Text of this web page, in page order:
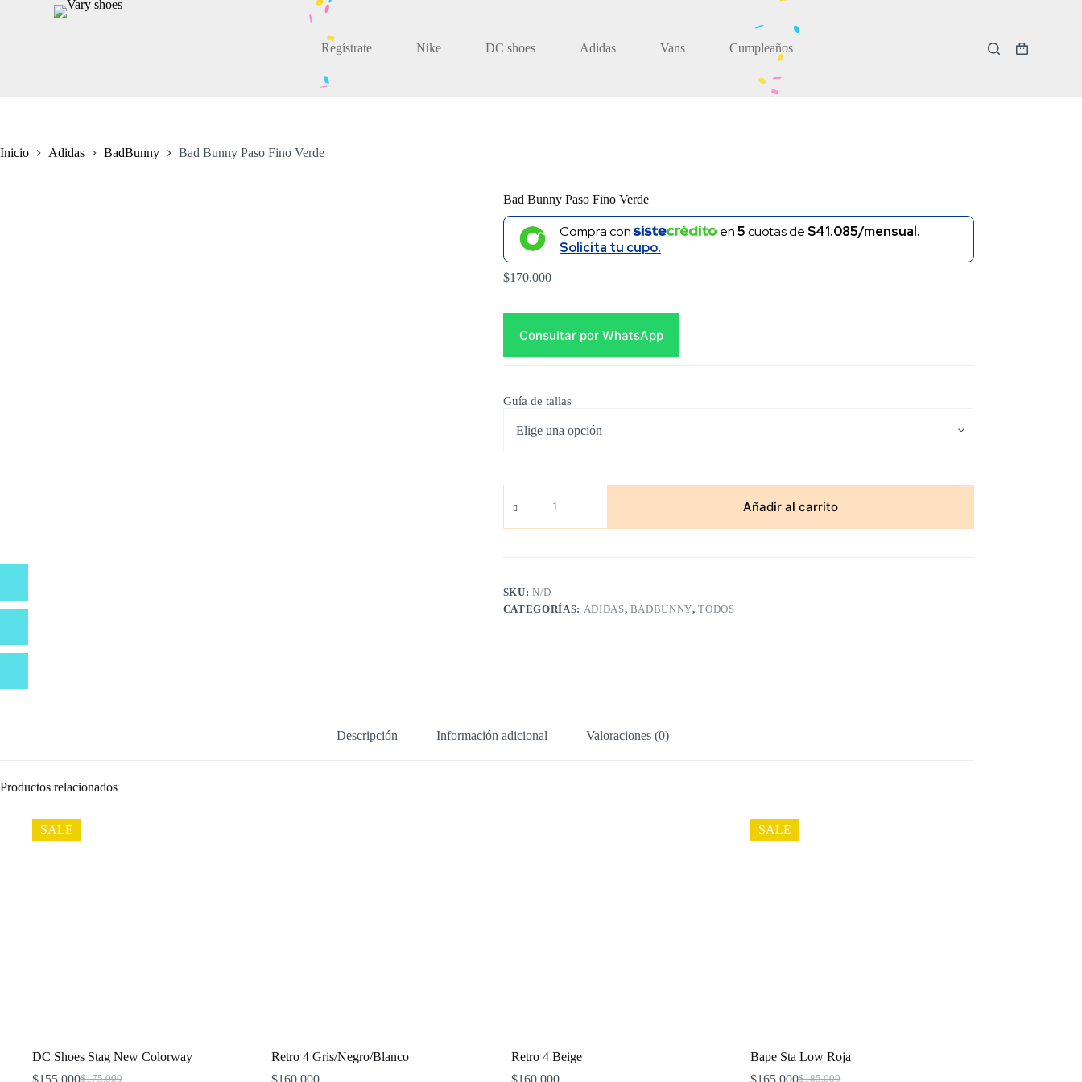
o
n
Regístrate Nike DC shoes Adidas Vans Cumpleaños
Carro
Inicio Adidas BadBunny Bad Bunny Paso Fino Verde
Bad Bunny Paso Fino Verde
Compra con en5cuotas de $41.085/mensual.
Solicita tu cupo.
$170,000
Consultar por WhatsApp
Guía de tallas
Bunny
Fino
Añadir al carrito
SKU:N/D
CATEGORÍAS: ADIDAS, BADBUNNY,TODOS
Descripción Información adicional Valoraciones (0)
Productos relacionados
SALE
DC Shoes Stag New Colorway
$175,000
$155,000
Retro 4 Gris/Negro/Blanco
$160,000
Retro 4 Beige
$160,000
SALE
Bape Sta Low Roja
$185,000
$165,000